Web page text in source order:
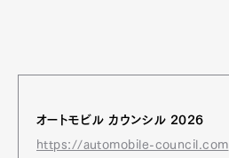
オートモビル カウンシル 2026
https://automobile-council.com